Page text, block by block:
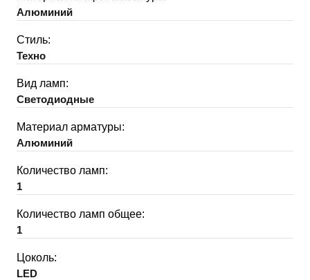
Алюминий
Стиль:
Техно
Вид ламп:
Светодиодные
Материал арматуры:
Алюминий
Количество ламп:
1
Количество ламп общее:
1
Цоколь:
LED